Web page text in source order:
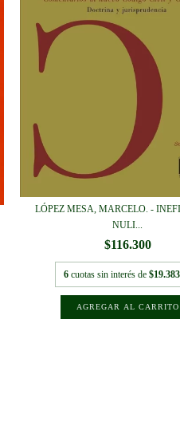
LÓPEZ MESA, MARCELO. -
NULI...
$116.300
6 cuotas sin interés de